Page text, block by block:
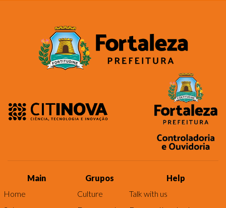
Main
Home
Grupos
Culture
Help
Talk with us